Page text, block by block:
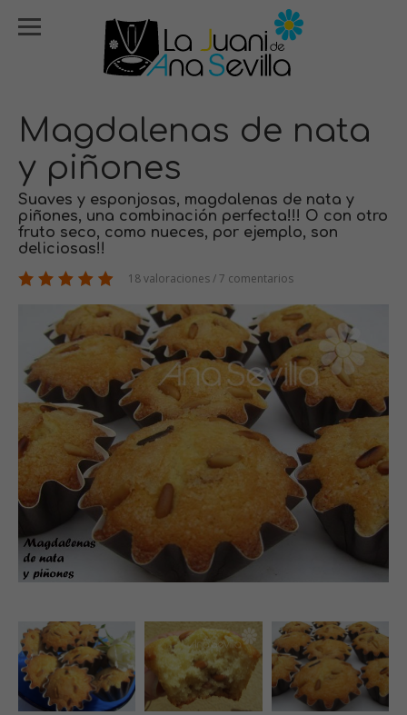
Magdalenas de nata
y piñones
Suaves y esponjosas, magdalenas de nata y
piñones, una combinación perfecta!!! O con otro
fruto seco, como nueces, por ejemplo, son
deliciosas!!
18 valoraciones / 7 comentarios